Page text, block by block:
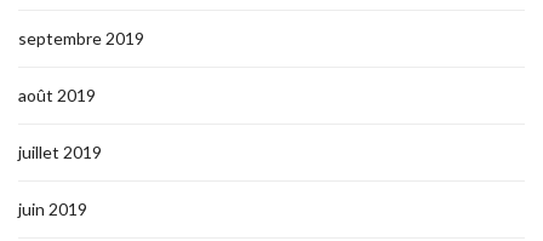
septembre 2019
août 2019
juillet 2019
juin 2019